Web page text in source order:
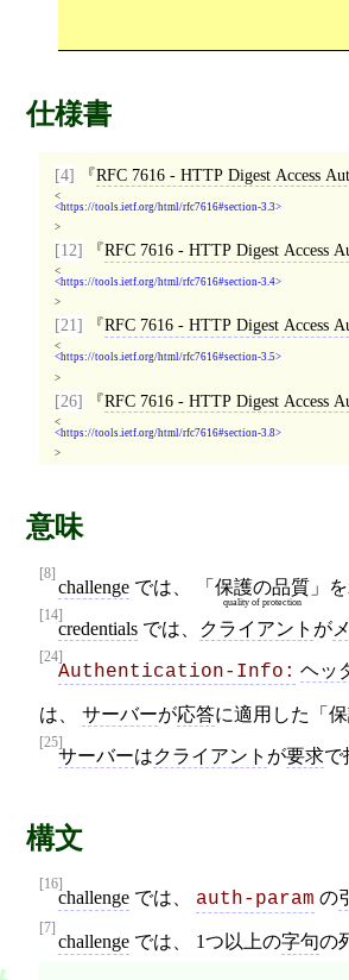
仕様書
[4] RFC 7616 - HTTP Digest Access
<
https://tools.ietf.org/html/rfc7616#section-3.3
>
[12] RFC 7616 - HTTP Digest Access
<
https://tools.ietf.org/html/rfc7616#section-3.4
>
[21] RFC 7616 - HTTP Digest Access
<
https://tools.ietf.org/html/rfc7616#section-3.5
>
[26] RFC 7616 - HTTP Digest Access
<
https://tools.ietf.org/html/rfc7616#section-3.8
>
意味
[8]
challenge では、 「 保護の品質
quality of protection
」
[14]
credentials では、 クライアント が
[24]
Authentication-Info: ヘッ
は、 サーバーが応答に適用した「
[25]
サーバーはクライアント が要求で
構文
[16]
challenge では、 auth-param の
[7]
challenge では、 1つ以上の字句の